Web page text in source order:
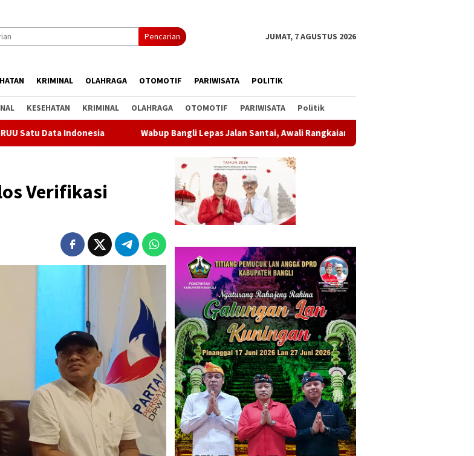
Pencarian JUMAT, 7 AGUSTUS 2026
KRIMINAL OLAHRAGA OTOMOTIF PARIWISATA POLITIK
KESEHATAN KRIMINAL OLAHRAGA OTOMOTIF PARIWISATA Politik
Wabup Bangli Lepas Jalan Santai, Awali Rangkaian Peringatan HUT ke-81 Kemerdekaan RI
Verifikasi